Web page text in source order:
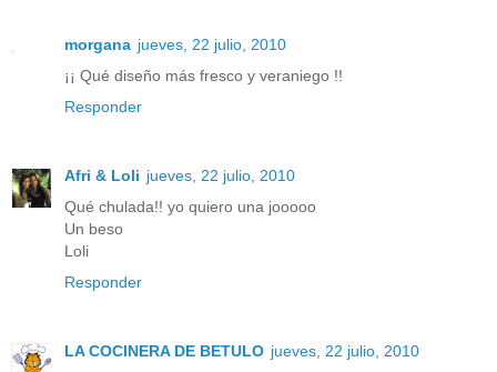
morgana jueves, 22 julio, 2010
¡¡ Qué diseño más fresco y veraniego !!
Responder
Afri & Loli jueves, 22 julio, 2010
Qué chulada!! yo quiero una jooooo
Un beso
Loli
Responder
LA COCINERA DE BETULO jueves, 22 julio, 2010